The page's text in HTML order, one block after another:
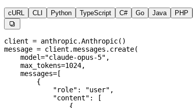
cURL CLI Python TypeScript C# Go Java PHP

client = anthropic.Anthropic()
message = client.messages.create(
    model
="claude-opus-5" ,
    max_tokens
=1024,
    messages
= [
        {
            "role"
: "user" ,
            "content"
: [
                {